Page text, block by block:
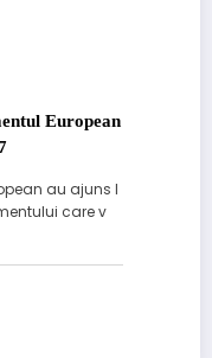
European
au ajuns l
care v